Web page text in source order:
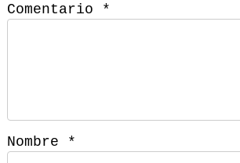
Comentario
*
Nombre *